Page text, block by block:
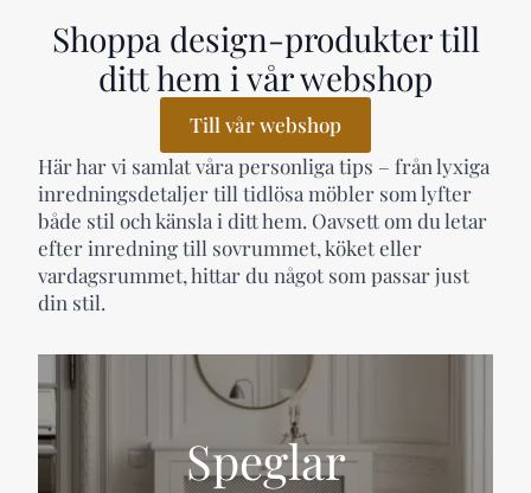
Speglar
Shoppa design-produkter till
ditt hem i vår webshop
Till vår webshop
Här har vi samlat våra personliga tips – från lyxiga
inredningsdetaljer till tidlösa möbler som lyfter
både stil och känsla i ditt hem. Oavsett om du letar
efter inredning till sovrummet, köket eller
vardagsrummet, hittar du något som passar just
din stil.